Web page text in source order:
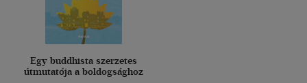
Egy buddhista szerzetes
útmutatója a boldogsághoz